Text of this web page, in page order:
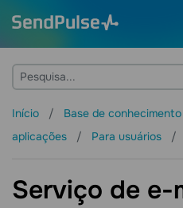
Início Base de conhecimento
aplicações
Para usuários
Serviço de e-